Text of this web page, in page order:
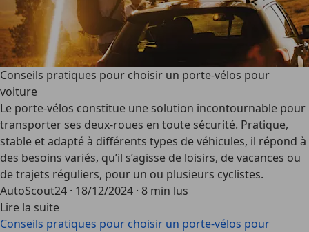
Conseils pratiques pour choisir un porte-vélos pour
voiture
Le porte-vélos constitue une solution incontournable pour
transporter ses deux-roues en toute sécurité. Pratique,
stable et adapté à différents types de véhicules, il répond à
des besoins variés, qu’il s’agisse de loisirs, de vacances ou
de trajets réguliers, pour un ou plusieurs cyclistes.
AutoScout24 · 18/12/2024 · 8 min lus
Lire la suite
Conseils pratiques pour choisir un porte-vélos pour